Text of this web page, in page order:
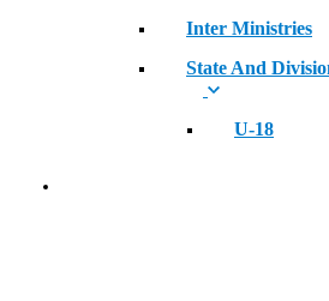
Inter Ministries
State And
U-18